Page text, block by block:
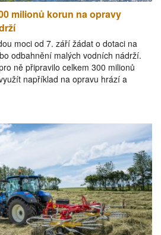
milionů korun na opravy
moci od 7. září žádat o dotaci na
odbahnění malých vodních nádrží.
ně připravilo celkem 300 milionů
například na opravu hrází a